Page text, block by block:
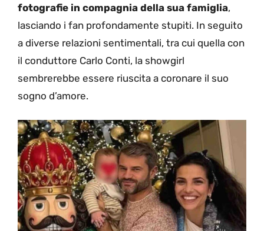
fotografie in compagnia della sua famiglia,
lasciando i fan profondamente stupiti. In seguito
a diverse relazioni sentimentali, tra cui quella con
il conduttore Carlo Conti, la showgirl
sembrerebbe essere riuscita a coronare il suo
sogno d’amore.